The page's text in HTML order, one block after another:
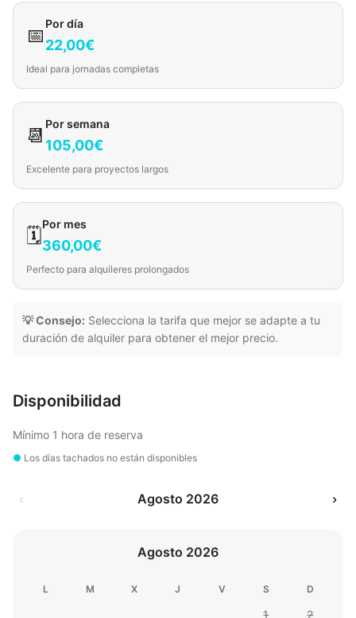
📅
Por día
22,00€
Ideal para jornadas completas
📆
Por semana
105,00€
Excelente para proyectos largos
🗓️
Por mes
360,00€
Perfecto para alquileres prolongados
💡 Consejo: Selecciona la tarifa que mejor se adapte a tu
duración de alquiler para obtener el mejor precio.
Disponibilidad
Mínimo 1 hora de reserva
● Los días tachados no están disponibles
‹ Agosto 2026 ›
Agosto 2026
L M X J V S D
1
2